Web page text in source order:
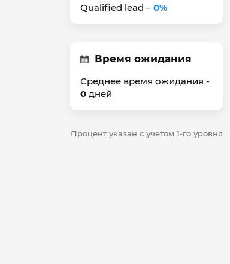
Qualified lead – 0%
Время ожидания
Среднее время ожидания -
0 дней
Процент указан с учетом 1-го уровня